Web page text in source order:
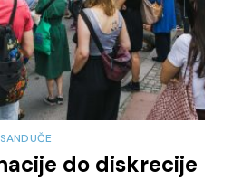
do diskrecije
SANDUČE